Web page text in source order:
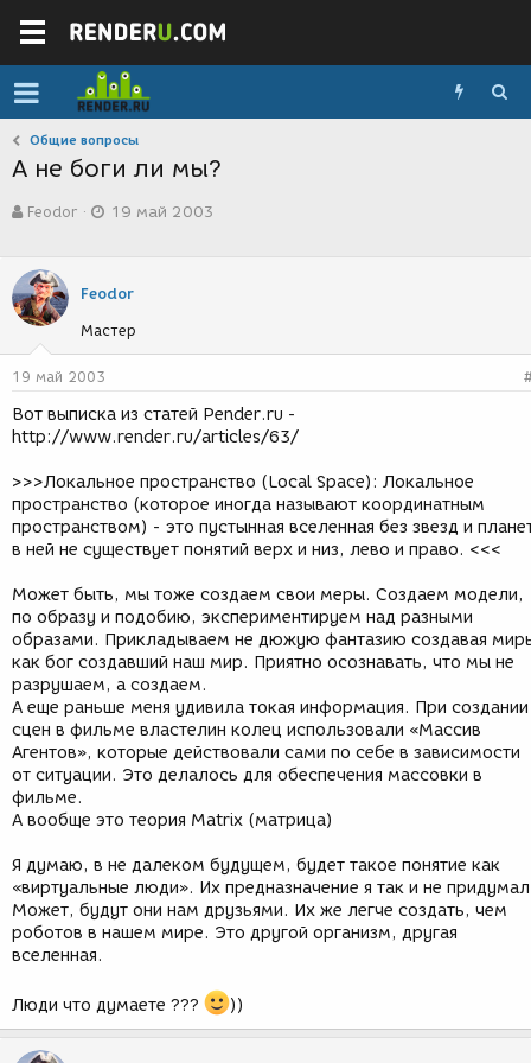
Общие вопросы
А не боги ли мы?
в
р
т
е
ы
Feodor
а
о
з
и
я
19 май 2003
Feodor
Мастер
19 май 2003
Вот выписка из статей Pender.ru -
http://www.render.ru/articles/63/
>>>Локальное пространство (Local Space): Локальное
пространство (которое иногда называют координатным
пространством) - это пустынная вселенная без звезд и
в ней не существует понятий верх и низ, лево и право. <<<
Может быть, мы тоже создаем свои меры. Создаем модели,
по образу и подобию, экспериментируем над разными
образами. Прикладываем не дюжую фантазию создавая
как бог создавший наш мир. Приятно осознавать, что мы не
разрушаем, а создаем.
А еще раньше меня удивила токая информация. При создании
сцен в фильме властелин колец использовали «Массив
Агентов», которые действовали сами по себе в зависимости
от ситуации. Это делалось для обеспечения массовки в
фильме.
А вообще это теория Matrix (матрица)
Я думаю, в не далеком будущем, будет такое понятие как
«виртуальные люди». Их предназначение я так и не
Может, будут они нам друзьями. Их же легче создать, чем
роботов в нашем мире. Это другой организм, другая
вселенная.
Люди что думаете ??? ))